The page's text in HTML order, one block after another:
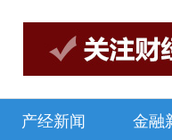
产经新闻 金融